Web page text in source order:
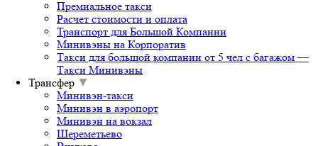
Премиальное такси
Расчет стоимости и оплата
Транспорт для Большой Компании
Минивэны на Корпоратив
Такси для большой компании от 5 чел с багажом —
Такси Минивэны
Трансфер ▼
Минивэн-такси
Минивэн в аэропорт
Минивэн на вокзал
Шереметьево